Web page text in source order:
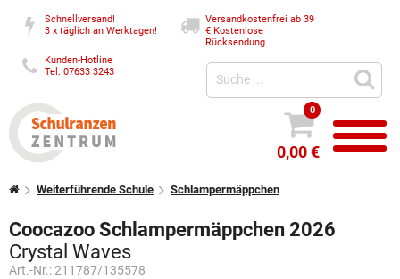
Schnellversand!
3 x täglich an Werktagen!
Versandkostenfrei ab 39
€Kostenlose
Rücksendung
Kunden-Hotline
Tel. 07633 3243
0
0,00 €
Weiterführende Schule Schlampermäppchen
Coocazoo Schlampermäppchen 2026
Crystal Waves
Art.-Nr.:211787/135578